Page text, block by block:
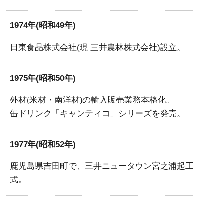
1974年(昭和49年)
日東食品株式会社(現 三井農林株式会社)設立。
1975年(昭和50年)
外材(米材・南洋材)の輸入販売業務本格化。
缶ドリンク「キャンティコ」シリーズを発売。
1977年(昭和52年)
鹿児島県吉田町で、三井ニュータウン宮之浦起工
式。